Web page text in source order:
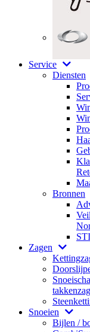
Service
Diensten
Bronnen
Zagen
Snoeien
Bijlen /